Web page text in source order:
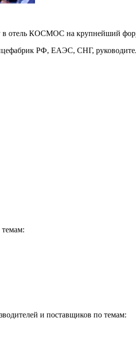
в отель КОСМОС на
РФ, ЕАЭС, СНГ,
и поставщиков по темам: